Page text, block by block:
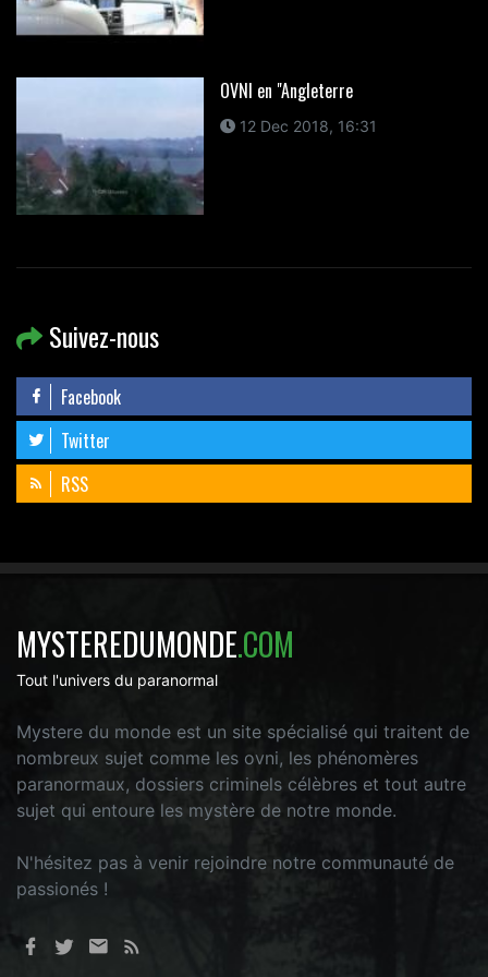
OVNI en "Angleterre
12 Dec 2018, 16:31
Suivez-nous
Facebook
Twitter
RSS
MYSTEREDUMONDE.COM
Tout l'univers du paranormal
Mystere du monde est un site spécialisé qui traitent de
nombreux sujet comme les ovni, les phénomères
paranormaux, dossiers criminels célèbres et tout autre
sujet qui entoure les mystère de notre monde.
N'hésitez pas à venir rejoindre notre communauté de
passionés !